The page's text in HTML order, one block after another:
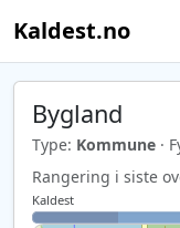
Kaldest.no
Bygland
Type: Kommune ·
Rangering i siste
Kaldest